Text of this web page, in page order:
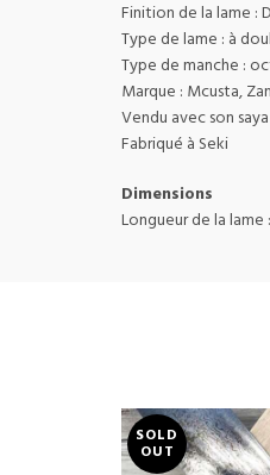
Finition de la lame :
Type de lame : à
Type de manche :
Marque : Mcusta,
Vendu avec son saya
Fabriqué à Seki
Dimensions
Longueur de la lame
SOLD
OUT